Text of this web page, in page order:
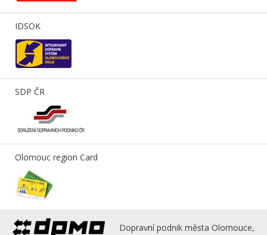
IDSOK
SDP ČR
Olomouc region Card
Dopravní podnik města Olomouce,